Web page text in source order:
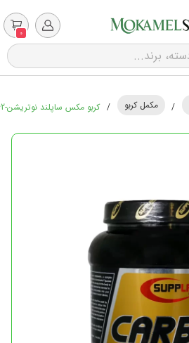
0
/ مکمل کربو / کربو مکس ساپلند نوتریشن-1362